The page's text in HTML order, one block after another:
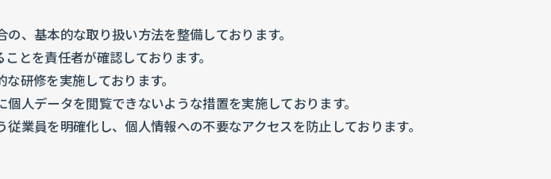
、基本的な取り扱い方法を整備しております。
とを責任者が確認しております。
研修を実施しております。
人データを閲覧できないような措置を実施しております。
業員を明確化し、個人情報への不要なアクセスを防止しております。